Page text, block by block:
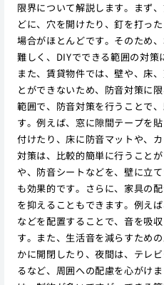
限界について解説します。まず
どに、穴を開けたり、釘を打っ
場合がほとんどです。そのため
難しく、DIYでできる範囲の対策
また、賃貸物件では、壁や、床
とができないため、防音対策に
範囲で、防音対策を行うことで
す。例えば、窓に隙間テープを
付けたり、床に防音マットや、
対策は、比較的簡単に行うこと
や、防音シートなどを、壁に立
も効果的です。さらに、家具の
を抑えることもできます。例え
などを配置することで、音を吸
す。また、生活音を減らすため
かに開閉したり、夜間は、テレ
るなど、周囲への配慮を心がけ